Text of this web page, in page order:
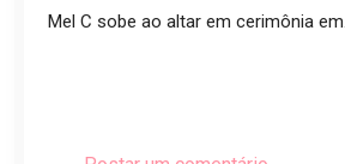
Mel C sobe ao altar em cerimônia